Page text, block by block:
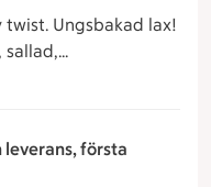
twist. Ungsbakad lax!
sallad,
första